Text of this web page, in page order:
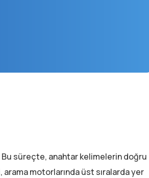
Bu süreçte, anahtar kelimelerin doğru
motorlarında üst sıralarda yer